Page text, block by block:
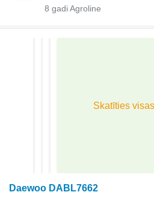
8 gadi Agroline
Daewoo DABL7662